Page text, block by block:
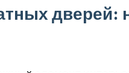
дверей: